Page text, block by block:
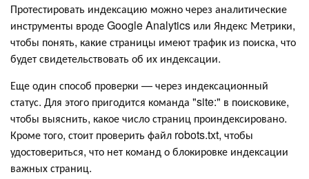
Протестировать индексацию можно через аналитические
инструменты вроде Google Analytics или Яндекс Метрики,
чтобы понять, какие страницы имеют трафик из поиска, что
будет свидетельствовать об их индексации.
Еще один способ проверки — через индексационный
статус. Для этого пригодится команда "site:" в поисковике,
чтобы выяснить, какое число страниц проиндексировано.
Кроме того, стоит проверить файл robots.txt, чтобы
удостовериться, что нет команд о блокировке индексации
важных страниц.